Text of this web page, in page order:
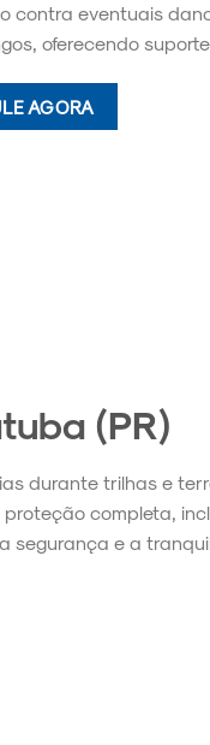
contra eventuais
oferecendo
AGORA
(PR)
durante trilhas e
completa,
segurança e a